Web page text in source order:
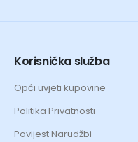
Korisnička služba
Opći uvjeti kupovine
Politika Privatnosti
Povijest Narudžbi